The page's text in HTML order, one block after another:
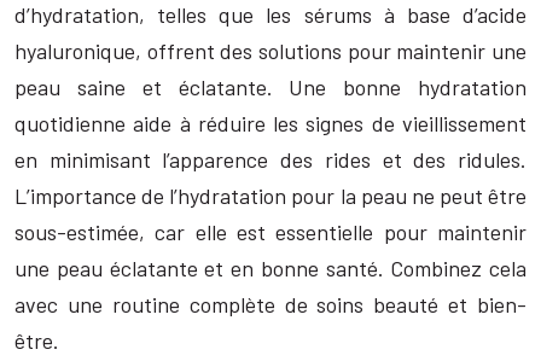
d’hydratation, telles que les sérums à base d’acide
hyaluronique, offrent des solutions pour maintenir une
peau saine et éclatante. Une bonne hydratation
quotidienne aide à réduire les signes de vieillissement
en minimisant l’apparence des rides et des ridules.
L’importance de l’hydratation pour la peau ne peut être
sous-estimée, car elle est essentielle pour maintenir
une peau éclatante et en bonne santé. Combinez cela
avec une routine complète de soins beauté et bien-
être.